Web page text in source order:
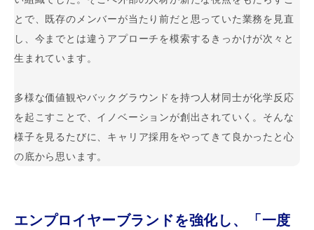
とで、既存のメンバーが当たり前だと思っていた業務を見直
し、今までとは違うアプローチを模索するきっかけが次々と
生まれています。
多様な価値観やバックグラウンドを持つ人材同士が化学反応
を起こすことで、イノベーションが創出されていく。そんな
様子を見るたびに、キャリア採用をやってきて良かったと心
の底から思います。
エンプロイヤーブランドを強化し、「一度